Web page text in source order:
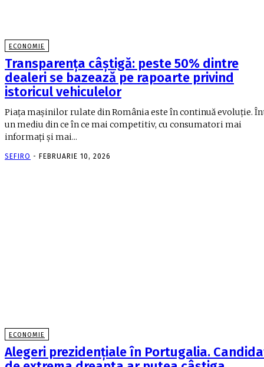
ECONOMIE
Transparența câștigă: peste 50% dintre
dealeri se bazează pe rapoarte privind
istoricul vehiculelor
Piața mașinilor rulate din România este în continuă evoluție.
un mediu din ce în ce mai competitiv, cu consumatori mai
informați și mai...
SEFIRO - FEBRUARIE 10, 2026
ECONOMIE
Alegeri prezidenţiale în Portugalia.